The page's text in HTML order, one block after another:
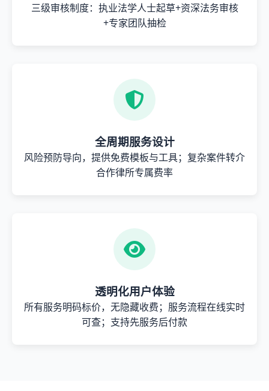
三级审核制度：执业法学人士起草+资深法务审核
+专家团队抽检
全周期服务设计
风险预防导向，提供免费模板与工具；复杂案件转介
合作律所专属费率
透明化用户体验
所有服务明码标价，无隐藏收费；服务流程在线实时
可查；支持先服务后付款